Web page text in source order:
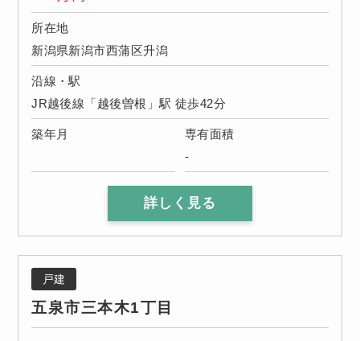
所在地
新潟県新潟市西蒲区升潟
沿線・駅
JR越後線「越後曽根」駅 徒歩42分
築年月
専有面積
-
詳しく見る
戸建
五泉市三本木1丁目